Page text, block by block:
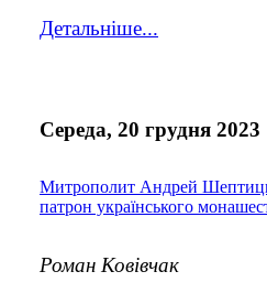
Детальніше...
Середа, 20 грудня 2023
Митрополит Андрей
патрон українського
Роман Ковівчак